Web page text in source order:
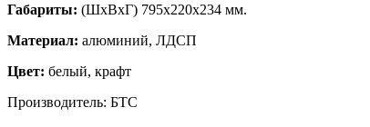
Габариты: (ШхВхГ) 795х220х234 мм.
Материал: алюминий, ЛДСП
Цвет: белый, крафт
Производитель: БТС